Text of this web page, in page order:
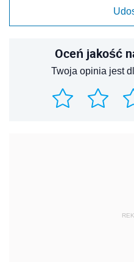
Oceń jakość
Twoja opinia jest